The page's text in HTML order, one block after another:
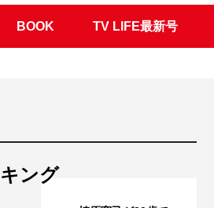
BOOK TV LIFE最新号
ング